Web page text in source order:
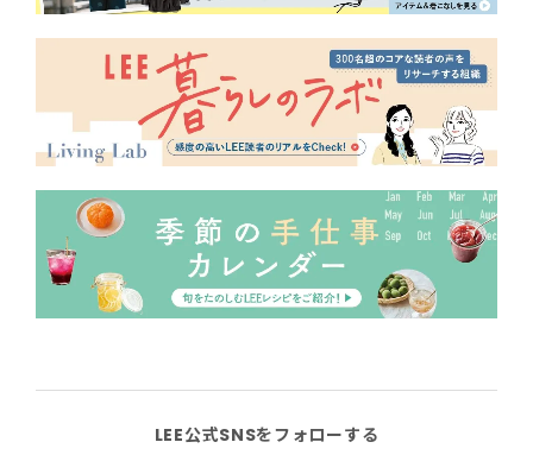
LEE公式SNSをフォローする